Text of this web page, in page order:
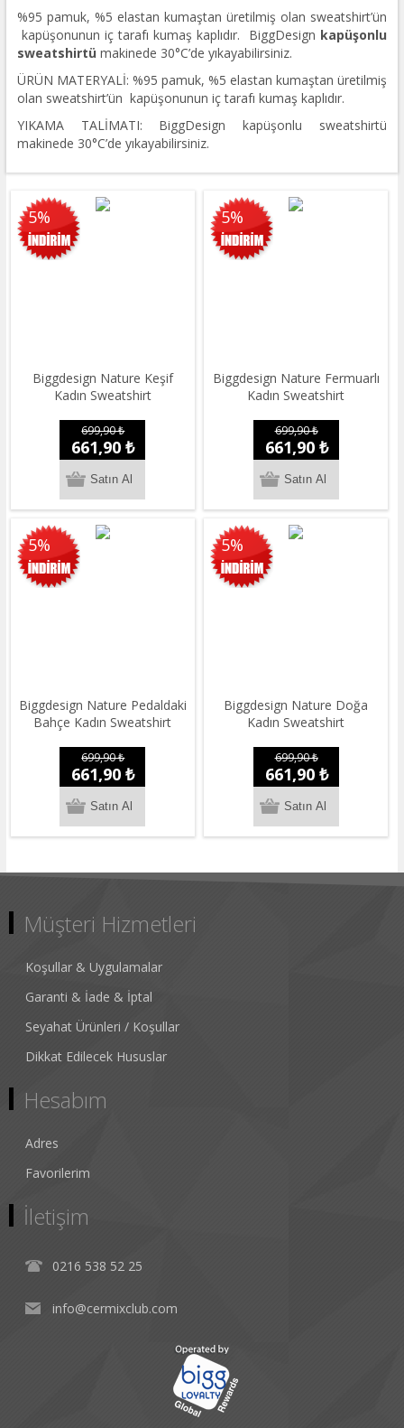
%95 pamuk, %5 elastan kumaştan üretilmiş olan sweatshirt’ün
kapüşonunun iç tarafı kumaş kaplıdır. BiggDesign kapüşonlu
sweatshirtü makinede 30°C’de yıkayabilirsiniz.
ÜRÜN MATERYALİ: %95 pamuk, %5 elastan kumaştan üretilmiş
olan sweatshirt’ün kapüşonunun iç tarafı kumaş kaplıdır.
YIKAMA TALİMATI: BiggDesign kapüşonlu sweatshirtü
makinede 30°C’de yıkayabilirsiniz.
5%
Biggdesign Nature Keşif
Kadın Sweatshirt
699,90 ₺
661,90 ₺
5%
Biggdesign Nature Fermuarlı
Kadın Sweatshirt
699,90 ₺
661,90 ₺
5%
Biggdesign Nature Pedaldaki
Bahçe Kadın Sweatshirt
699,90 ₺
661,90 ₺
5%
Biggdesign Nature Doğa
Kadın Sweatshirt
699,90 ₺
661,90 ₺
Müşteri Hizmetleri
Koşullar & Uygulamalar
Garanti & İade & İptal
Seyahat Ürünleri / Koşullar
Dikkat Edilecek Hususlar
Hesabım
Adres
Favorilerim
İletişim
0216 538 52 25
info@cermixclub.com